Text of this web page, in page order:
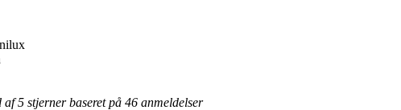
af 5 stjerner baseret på 46 anmeldelser